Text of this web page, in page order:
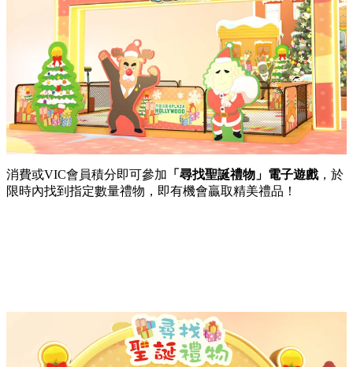
消費或VIC會員積分即可參加 「尋找聖誕禮物」電子遊戲，於
限時內找到指定數量禮物，即有機會贏取精美禮品！